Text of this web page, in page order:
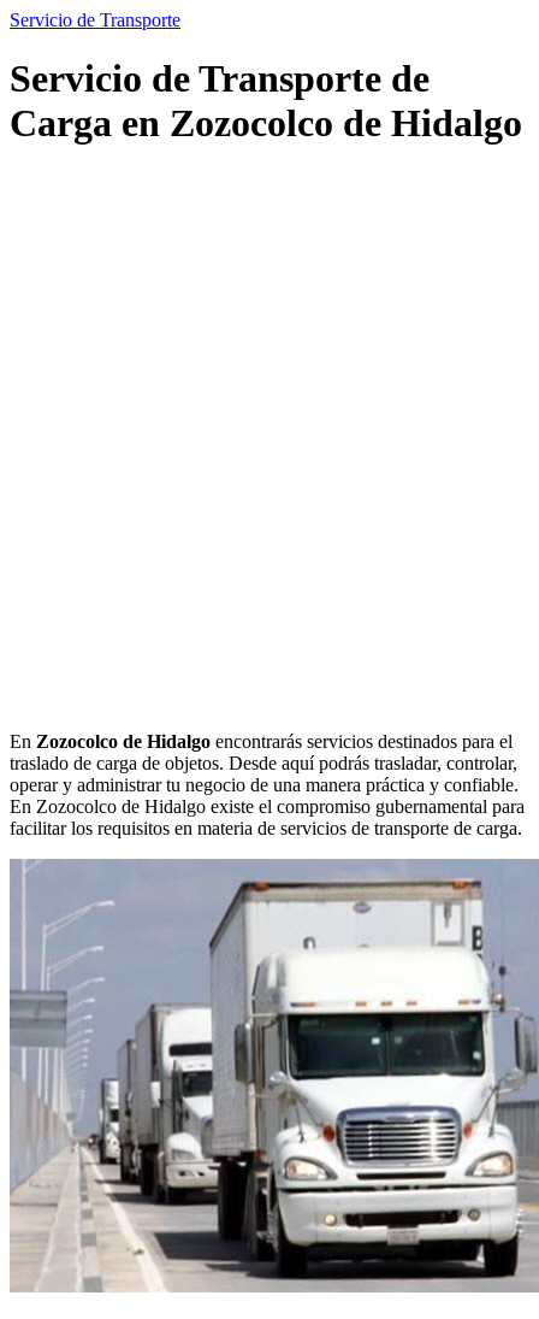
Servicio de Transporte
Servicio de Transporte de
Carga en Zozocolco de Hidalgo
En Zozocolco de Hidalgo encontrarás servicios destinados para el
traslado de carga de objetos. Desde aquí podrás trasladar, controlar,
operar y administrar tu negocio de una manera práctica y confiable.
En Zozocolco de Hidalgo existe el compromiso gubernamental para
facilitar los requisitos en materia de servicios de transporte de carga.